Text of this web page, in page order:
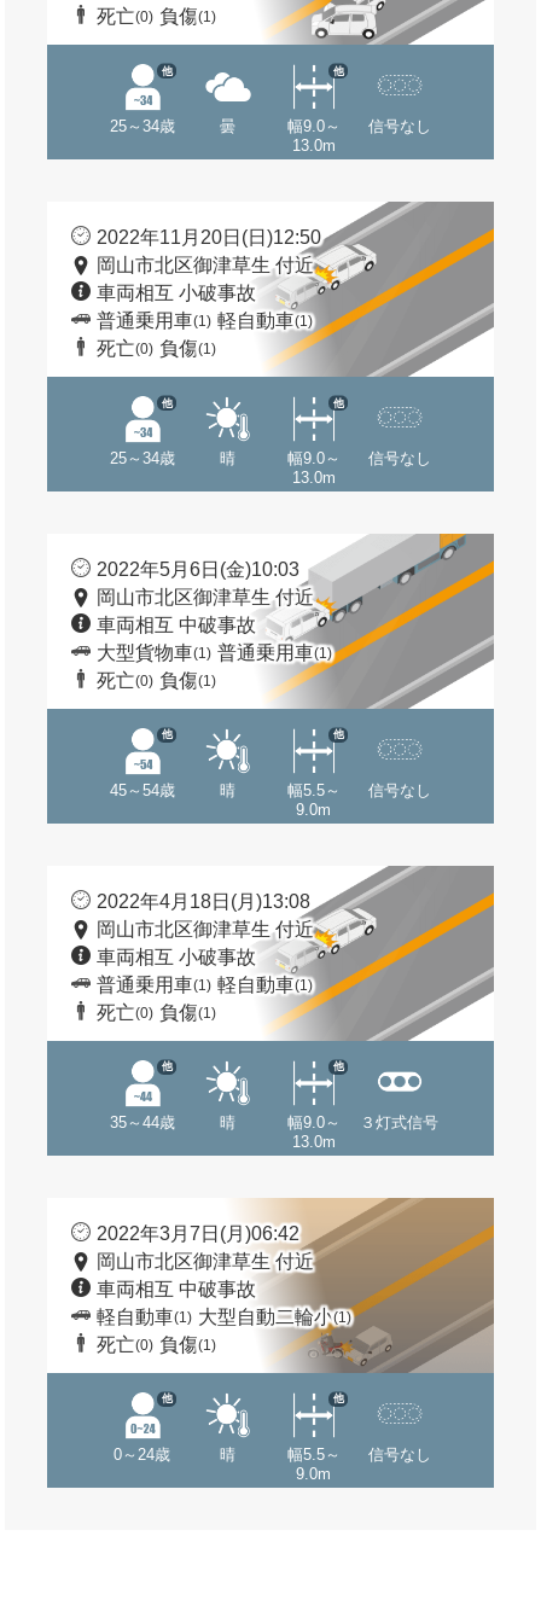
死亡(0) 負傷(1)
25～34歳
他
曇
幅9.0～
13.0m
他
信号なし
2022年11月20日(日)12:50
岡山市北区御津草生 付近
車両相互 小破事故
普通乗用車(1) 軽自動車(1)
死亡(0) 負傷(1)
25～34歳
他
晴
幅9.0～
13.0m
他
信号なし
2022年5月6日(金)10:03
岡山市北区御津草生 付近
車両相互 中破事故
大型貨物車(1) 普通乗用車(1)
死亡(0) 負傷(1)
45～54歳
他
晴
幅5.5～
9.0m
他
信号なし
2022年4月18日(月)13:08
岡山市北区御津草生 付近
車両相互 小破事故
普通乗用車(1) 軽自動車(1)
死亡(0) 負傷(1)
35～44歳
他
晴
幅9.0～
13.0m
他
３灯式信号
2022年3月7日(月)06:42
岡山市北区御津草生 付近
車両相互 中破事故
軽自動車(1) 大型自動二輪小(1)
死亡(0) 負傷(1)
0～24歳
他
晴
幅5.5～
9.0m
他
信号なし